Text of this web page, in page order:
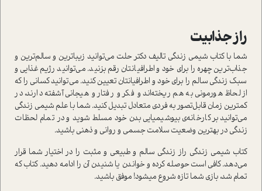
راز جذابیت
شما با کتاب شیمی زندگی تالیف دکتر حلت می‌توانید زیباترین و سالم‌ترین و
جذاب‌ترین چهره را برای خود و اطرافیانتان رقم بزنید. می‌توانید رژیم غذایی و
سبک زندگی سالم را برای خود و اطرافیانتان تعیین کنید. می‌توانید کسانی را که
از لحاظ هورمونی به هم ریخته‌اند و فکر و رفتار و هیجانی آشفته دارند، در
کمترین زمان قابل‌تصور به فردی متعادل تبدیل کنید. شما با علم شیمی زندگی
می‌توانید بر کارخانه‌ی بیوشیمیایی بدن خود مسلط شوید و در تمام لحظات
زندگی در بهترین وضعیت سلامت جسمی و روانی و ذهنی باشید.
کتاب شیمی زندگی راز زندگی سالم و طبیعی و مثبت را در اختیار شما قرار
می‌دهد. کافی است حوصله کرده و خواندن یا شنیدن آن را ادامه دهید. کتاب که
تمام شد، بازی شما تازه شروع میشود! موفق باشید.